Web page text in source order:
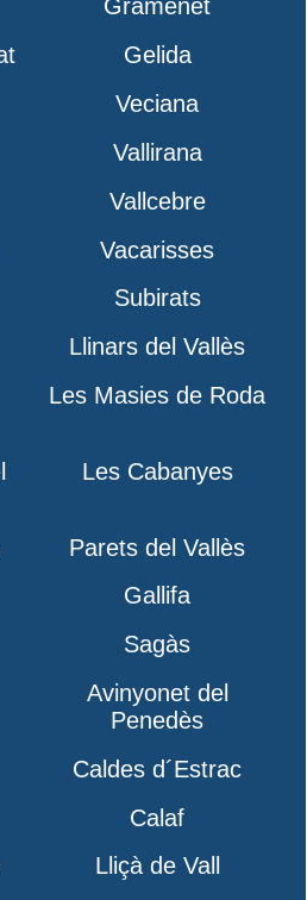
Gramenet
Gelida
Veciana
Vallirana
Vallcebre
Vacarisses
Subirats
Llinars del Vallès
Les Masies de Roda
Les Cabanyes
Parets del Vallès
Gallifa
Sagàs
Avinyonet del
Penedès
Caldes d´Estrac
Calaf
Lliçà de Vall